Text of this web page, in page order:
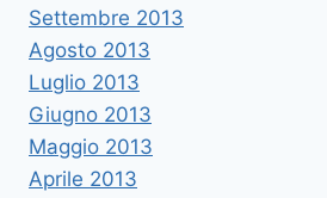
Settembre 2013
Agosto 2013
Luglio 2013
Giugno 2013
Maggio 2013
Aprile 2013